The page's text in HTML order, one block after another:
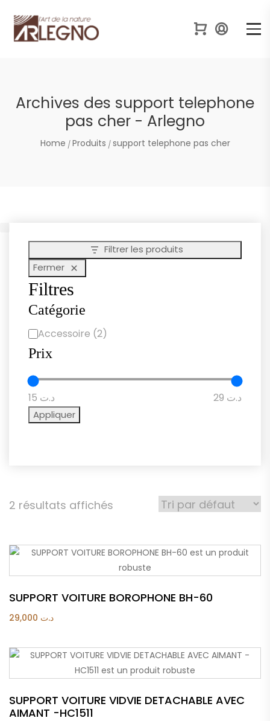
Archives des support telephone
pas cher - Arlegno
Home Produits support telephone pas cher
Filtrer les produits
Fermer
Filtres
Catégorie
Catégorie
Accessoire (2)
Prix
د.ت 15 د.ت 29
Appliquer
2 résultats affichés
SUPPORT VOITURE BOROPHONE BH-60
د.ت
SUPPORT VOITURE VIDVIE DETACHABLE AVEC
AIMANT -HC1511